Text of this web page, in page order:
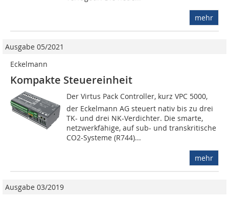
mehr
Ausgabe 05/2021
Eckelmann
Kompakte Steuereinheit
Der Virtus Pack Controller, kurz VPC 5000,
der Eckelmann AG steuert nativ bis zu drei
TK- und drei NK-Verdichter. Die smarte,
netzwerkfähige, auf sub- und transkritische
CO2-Systeme (R744)...
mehr
Ausgabe 03/2019